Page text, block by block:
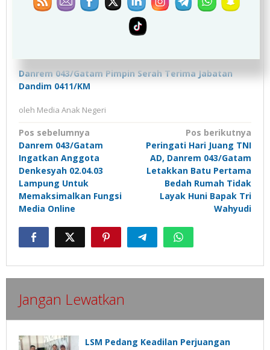
Pengurus PPAD Dikukuhkan, Danrem 043/Gatam
Berharap Pengurus Dapat Bersinergi dengan
Stakeholder Provinsi Lampung
Danrem 043/Gatam Pimpin Serah Terima Jabatan
Dandim 0411/KM
oleh Media Anak Negeri
Navigasi
pos
Pos sebelumnya
Danrem 043/Gatam
Ingatkan Anggota
Denkesyah 02.04.03
Lampung Untuk
Memaksimalkan Fungsi
Media Online
Pos berikutnya
Peringati Hari Juang TNI
AD, Danrem 043/Gatam
Letakkan Batu Pertama
Bedah Rumah Tidak
Layak Huni Bapak Tri
Wahyudi
Jangan Lewatkan
LSM Pedang Keadilan Perjuangan